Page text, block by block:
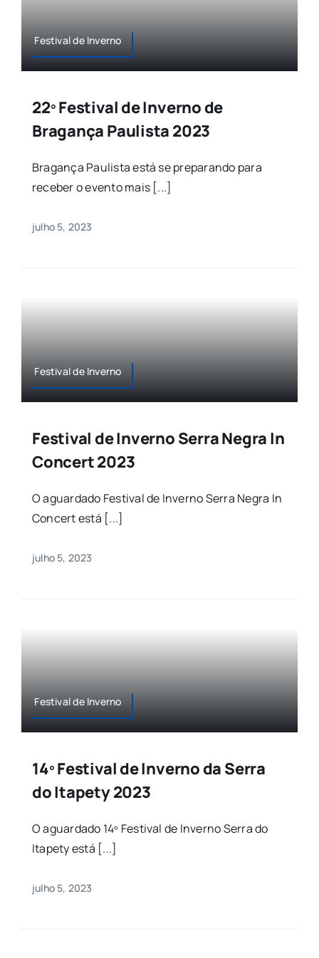
Festival de Inverno
22º Festival de Inverno de
Bragança Paulista 2023
Bragança Paulista está se preparando para
receber o evento mais [...]
julho 5, 2023
Festival de Inverno
Festival de Inverno Serra Negra In
Concert 2023
O aguardado Festival de Inverno Serra Negra In
Concert está [...]
julho 5, 2023
Festival de Inverno
14º Festival de Inverno da Serra
do Itapety 2023
O aguardado 14º Festival de Inverno Serra do
Itapety está [...]
julho 5, 2023